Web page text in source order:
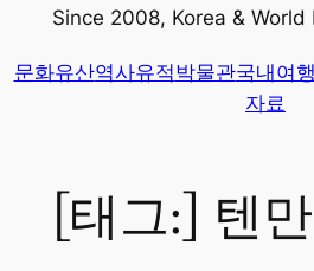
가
Since 2008, Korea &
문화유산역사유적박물관국내여행
자료
[태그:] 텐